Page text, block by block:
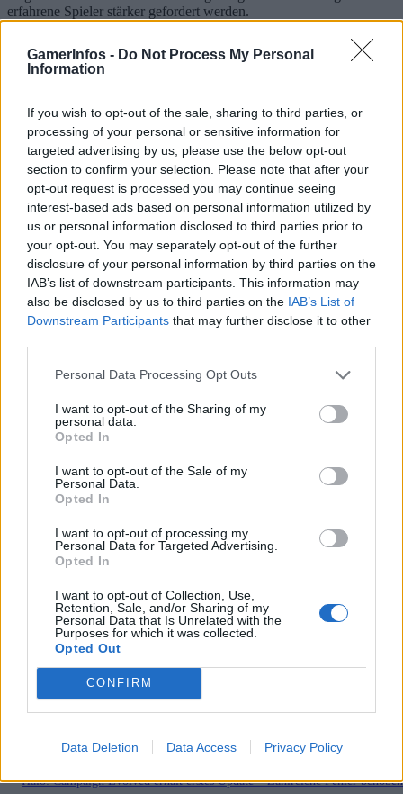
GamerInfos - Do Not Process My Personal
Information
If you wish to opt-out of the sale, sharing to third parties, or
processing of your personal or sensitive information for
targeted advertising by us, please use the below opt-out
section to confirm your selection. Please note that after your
opt-out request is processed you may continue seeing
interest-based ads based on personal information utilized by
us or personal information disclosed to third parties prior to
your opt-out. You may separately opt-out of the further
disclosure of your personal information by third parties on the
IAB’s list of downstream participants. This information may
also be disclosed by us to third parties on the IAB’s List of
Downstream Participants that may further disclose it to other
Personal Data Processing Opt Outs
I want to opt-out of the Sharing of my
personal data.
Opted In
I want to opt-out of the Sale of my
Personal Data.
Opted In
I want to opt-out of processing my
Personal Data for Targeted Advertising.
Opted In
I want to opt-out of Collection, Use,
Retention, Sale, and/or Sharing of my
Personal Data that Is Unrelated with the
Purposes for which it was collected.
Opted Out
CONFIRM
Data Deletion Data Access Privacy Policy
erfahrene Spieler stärker gefordert werden.
Kostenloses Update für alle Plattformen
Die Community reagiert bislang überwiegend positiv auf die
überraschende Erweiterung.
Resident Evil Requiem erhält mehr
Langzeitmotivation
Mit dem neuen Spielmodus erweitert Capcom die
Langzeitmotivation von Resident Evil Requiem deutlich. Viele
Spieler hatten bereits auf zusätzliche Inhalte im Stil von Mercenaries
gehofft.
Resident Evil Requiem
Vorheriger Artikel
Die Sims 4 bekommt
luxuriösen Maskenball Sets
Nächster Artikel
RELATED ARTICLES
.News
Sony bereitet sich auf GTA 6 vor – PS5-Nachschub für den Mega-Launch
gesichert
Halo: Campaign Evolved erhält erstes Update – Zahlreiche Fehler behoben